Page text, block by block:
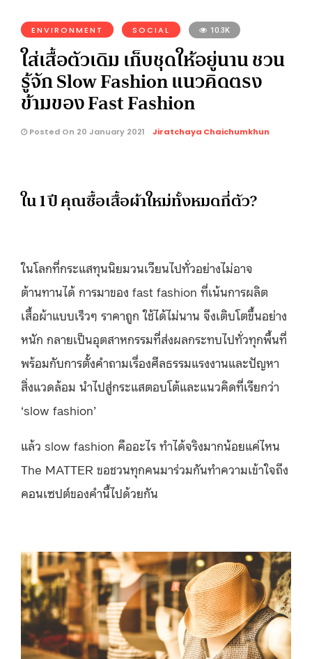
ENVIRONMENT SOCIAL 10.3K
ใส่เสื้อตัวเดิม เก็บชุดให้อยู่นาน ชวน
รู้จัก Slow Fashion แนวคิดตรง
ข้ามของ Fast Fashion
Posted On 20 January 2021 Jiratchaya Chaichumkhun
ใน 1 ปี คุณซื้อเสื้อผ้าใหม่ทั้งหมดกี่ตัว?
ในโลกที่กระแสทุนนิยมวนเวียนไปทั่วอย่างไม่อาจ
ต้านทานได้ การมาของ fast fashion ที่เน้นการผลิต
เสื้อผ้าแบบเร็วๆ ราคาถูก ใช้ได้ไม่นาน จึงเติบโตขึ้นอย่าง
หนัก กลายเป็นอุตสาหกรรมที่ส่งผลกระทบไปทั่วทุกพื้นที่
พร้อมกับการตั้งคำถามเรื่องศีลธรรมแรงงานและปัญหา
สิ่งแวดล้อม นำไปสู่กระแสตอบโต้และแนวคิดที่เรียกว่า
‘slow fashion’
แล้ว slow fashion คืออะไร ทำได้จริงมากน้อยแค่ไหน
The MATTER ขอชวนทุกคนมาร่วมกันทำความเข้าใจถึง
คอนเซปต์ของคำนี้ไปด้วยกัน